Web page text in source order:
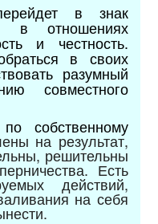
в знак
в отношениях
и честность.
в своих
разумный
совместного
собственному
на результат,
решительны
Есть
действий,
на себя